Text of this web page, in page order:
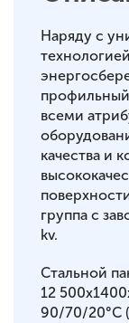
Наряду с
всеми
качества и
группа с
kv.
Стальной
12
90/70/20°С